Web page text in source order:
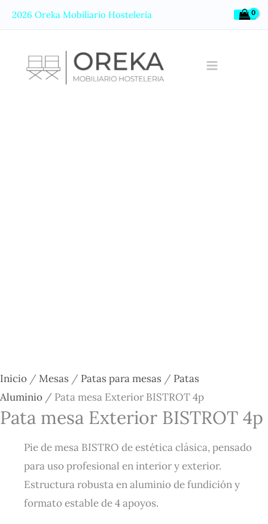
2026 Oreka Mobiliario Hostelería
Inicio / Mesas / Patas para mesas / Patas
Aluminio / Pata mesa Exterior BISTROT 4p
Pata mesa Exterior BISTROT 4p
Pie de mesa BISTRO de estética clásica, pensado
para uso profesional en interior y exterior.
Estructura robusta en aluminio de fundición y
formato estable de 4 apoyos.